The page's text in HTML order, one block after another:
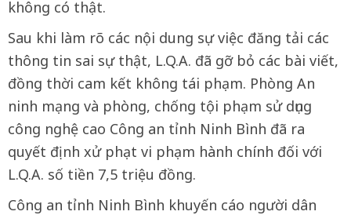
không có thật.
Sau khi làm rõ các nội dung sự việc đăng tải các
thông tin sai sự thật, L.Q.A. đã gỡ bỏ các bài viết,
đồng thời cam kết không tái phạm. Phòng An
ninh mạng và phòng, chống tội phạm sử dụng
công nghệ cao Công an tỉnh Ninh Bình đã ra
quyết định xử phạt vi phạm hành chính đối với
L.Q.A. số tiền 7,5 triệu đồng.
Công an tỉnh Ninh Bình khuyến cáo người dân